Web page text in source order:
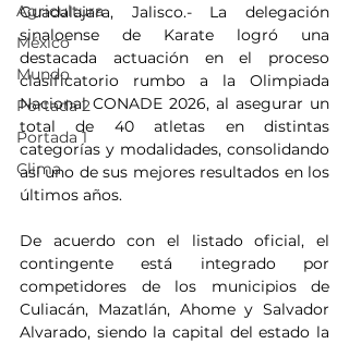
Agricultura
México
Mundo
Portada 2
Portada 1
Clima
Guadalajara, Jalisco.- La delegación
sinaloense de Karate logró una
destacada actuación en el proceso
clasificatorio rumbo a la Olimpiada
Nacional CONADE 2026, al asegurar un
total de 40 atletas en distintas
categorías y modalidades, consolidando
así uno de sus mejores resultados en los
últimos años.
De acuerdo con el listado oficial, el
contingente está integrado por
competidores de los municipios de
Culiacán, Mazatlán, Ahome y Salvador
Alvarado, siendo la capital del estado la